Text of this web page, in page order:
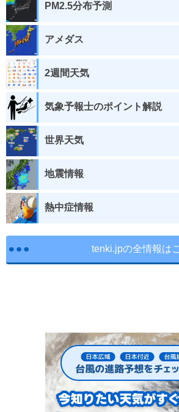
PM2.5分布予測
アメダス
2週間天気
気象予報士のポイント解説
世界天気
地震情報
熱中症情報
tenki.jpの全情報は